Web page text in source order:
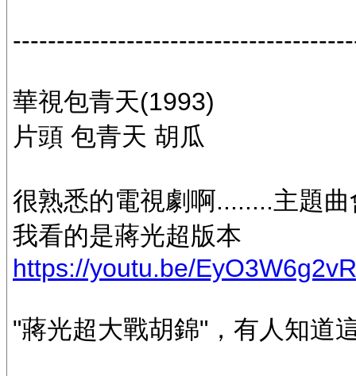
華視包青天(1993)
片頭 包青天 胡瓜
很熟悉的電視劇啊........主題
我看的是蔣光超版本
https://youtu.be/
"蔣光超大戰胡錦"，有人知道